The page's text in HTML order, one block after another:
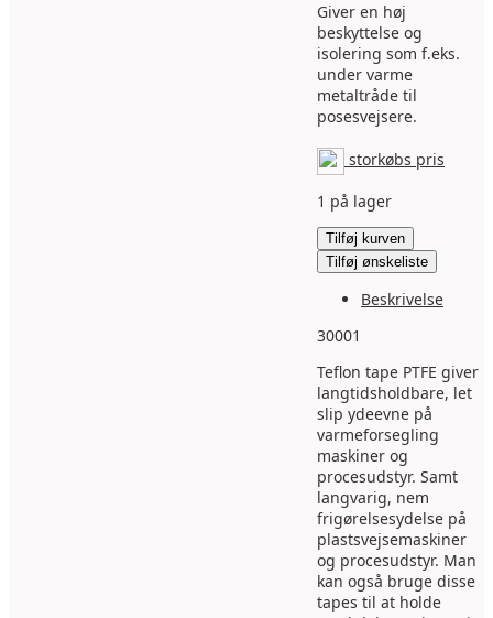
Giver en høj
beskyttelse og
isolering som f.eks.
under varme
metaltråde til
posesvejsere.
storkøbs pris
1 på lager
Teflon
Tape
75mm
0.13mm
PTFE
antal
Tilføj kurven
Tilføj ønskeliste
Beskrivelse
30001
Teflon tape PTFE giver
langtidsholdbare, let
slip ydeevne på
varmeforsegling
maskiner og
procesudstyr. Samt
langvarig, nem
frigørelsesydelse på
plastsvejsemaskiner
og procesudstyr. Man
kan også bruge disse
tapes til at holde